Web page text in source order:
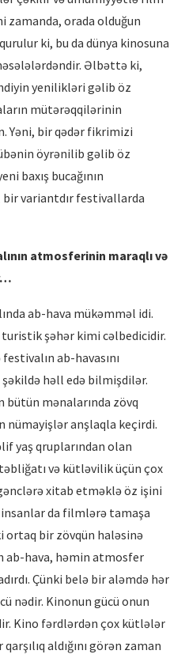
zamanda, orada olduğun
ki, bu da dünya kinosuna
Əlbəttə ki,
yenilikləri gəlib öz
mütərəqqilərinin
Yəni, bir qədər fikrimizi
öyrənilib gəlib öz
baxış bucağının
bir variantdır festivallarda
atmosferinin maraqlı və
ab-hava mükəmməl idi.
turistik şəhər kimi cəlbedicidir.
ab-havasını
həll edə bilmişdilər.
bütün mənalarında zövq
nümayişlər anşlaqla keçirdi.
yaş qruplarından olan
və kütləvilik üçün çox
xitab etməklə öz işini
da filmlərə tamaşa
ortaq bir zövqün haləsinə
ab-hava, həmin atmosfer
Çünki belə bir aləmdə hər
nədir. Kinonun gücü onun
Kino fərdlərdən çox kütlələr
aldığını görən zaman